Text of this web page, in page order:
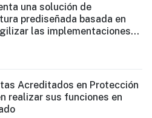
una solución de
prediseñada basada en
las implementaciones
datos en el borde y de IA en
Acreditados en Protección
realizar sus funciones en